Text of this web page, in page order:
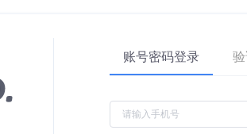
账号密码登录